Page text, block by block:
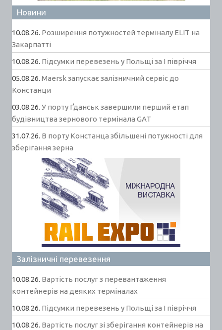
Новини
10.08.26. Розширення потужностей терміналу ELIT на
Закарпатті
10.08.26. Підсумки перевезень у Польщі за І півріччя
05.08.26. Maersk запускає залізничний сервіс до
Констанци
03.08.26. У порту Ґданськ завершили перший етап
будівництва зернового термінала GAT
31.07.26. В порту Констанца збільшені потужності для
зберігання зерна
Залізничні перевезення
10.08.26. Вартість послуг з перевантаження
контейнерів на деяких терміналах
10.08.26. Підсумки перевезень у Польщі за І півріччя
10.08.26. Вартість послуг зі зберігання контейнерів на